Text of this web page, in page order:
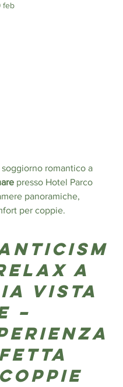
feb
NaN stelle su 5.
romantico a
presso Hotel Parco
panoramiche,
per coppie.
a
vista
–